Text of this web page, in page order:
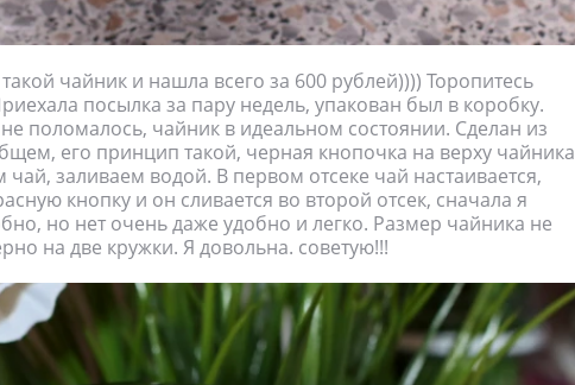
чайник и нашла всего за 600 рублей)))) Торопитесь
посылка за пару недель, упакован был в коробку.
поломалось, чайник в идеальном состоянии. Сделан из
его принцип такой, черная кнопочка на верху чайника
чай, заливаем водой. В первом отсеке чай настаивается,
кнопку и он сливается во второй отсек, сначала я
но нет очень даже удобно и легко. Размер чайника не
на две кружки. Я довольна. советую!!!